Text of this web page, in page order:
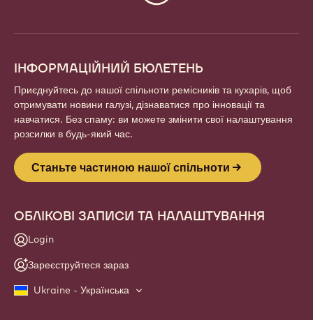
ІНФОРМАЦІЙНИЙ БЮЛЕТЕНЬ
Приєднуйтесь до нашої спільноти ремісників та кухарів, щоб
отримувати новини галузі, дізнаватися про інновації та
навчатися. Без спаму: ви можете змінити свої налаштування
розсилки в будь-який час.
Станьте частиною нашої спільноти
ОБЛІКОВІ ЗАПИСИ ТА НАЛАШТУВАННЯ
Login
Зареєструйтеся зараз
Ukraine - Українська